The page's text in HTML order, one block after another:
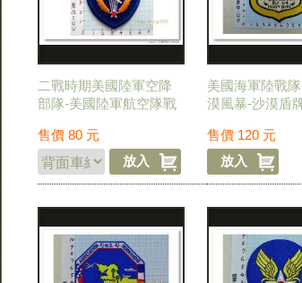
二戰時期美國陸軍空降
部隊-美國陸軍航空隊戰
售價80 元
美國海軍陸戰
漠風暴-沙漠盾
售價 120 元